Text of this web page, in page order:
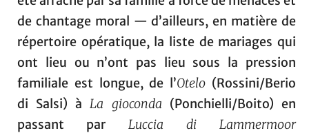
de chantage moral — d’ailleurs, en matière de
répertoire opératique, la liste de mariages qui
ont lieu ou n’ont pas lieu sous la pression
familiale est longue, de l’Otelo(Rossini/Berio
di Salsi) à La gioconda (Ponchielli/Boito) en
passant par Luccia di Lammermoor